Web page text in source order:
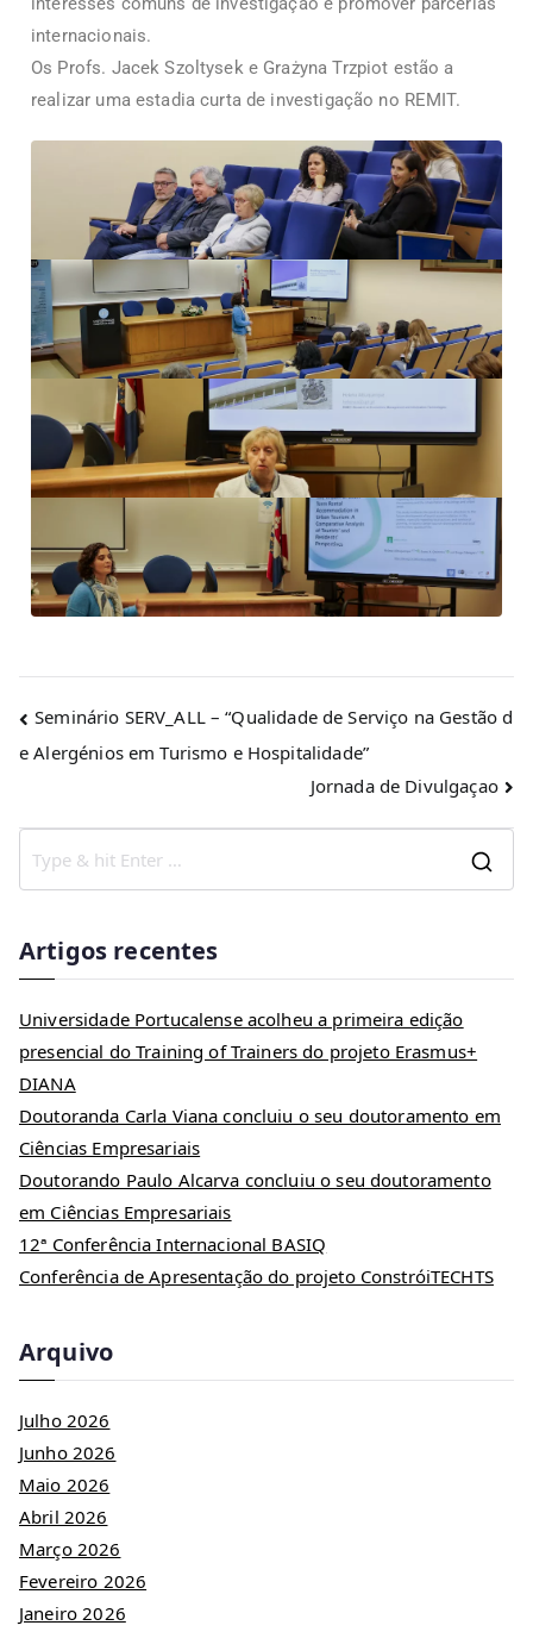
internacionais.
Os Profs. Jacek Szoltysek e Grażyna Trzpiot estão a
realizar uma estadia curta de investigação no REMIT.
Seminário SERV_ALL – “Qualidade de Serviço na Gestão d
e Alergénios em Turismo e Hospitalidade”
Jornada de Divulgaçao
Artigos recentes
Universidade Portucalense acolheu a primeira edição
presencial do Training of Trainers do projeto Erasmus+
DIANA
Doutoranda Carla Viana concluiu o seu doutoramento em
Ciências Empresariais
Doutorando Paulo Alcarva concluiu o seu doutoramento
em Ciências Empresariais
12ª Conferência Internacional BASIQ
Conferência de Apresentação do projeto ConstróiTECHTS
Arquivo
Julho 2026
Junho 2026
Maio 2026
Abril 2026
Março 2026
Fevereiro 2026
Janeiro 2026